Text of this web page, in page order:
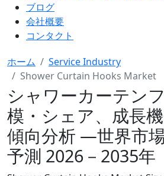
ブログ
会社概要
コンタクト
ホーム
Service Industry
Shower Curtain Hooks Market
シャワーカーテン
模・シェア、成長
傾向分析 ―世界市
予測 2026－2035年